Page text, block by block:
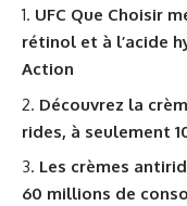
UFC Que Choisir
rétinol et à l’acide
Action
Découvrez la
rides, à seulement
Les crèmes
60 millions de